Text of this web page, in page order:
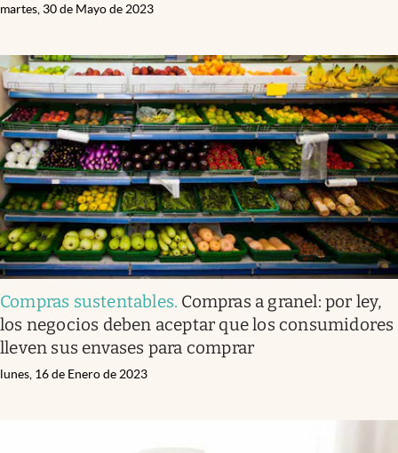
martes, 30 de Mayo de 2023
Compras sustentables. Compras a granel: por ley,
los negocios deben aceptar que los consumidores
lleven sus envases para comprar
lunes, 16 de Enero de 2023